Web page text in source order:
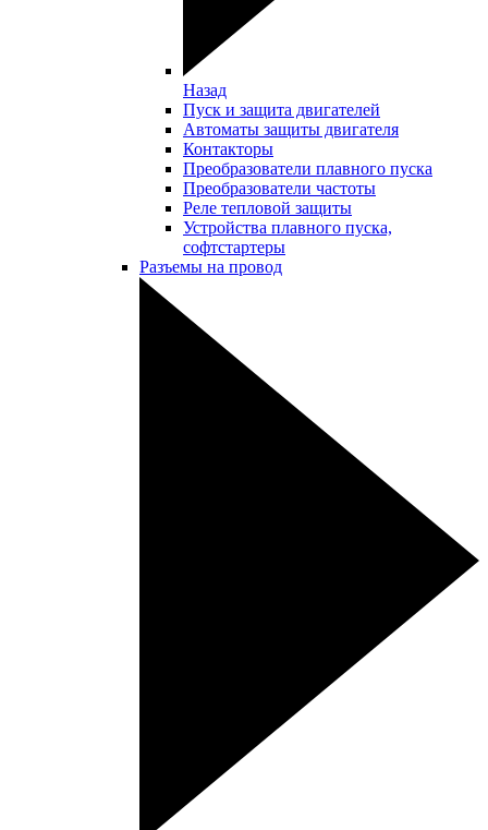
Назад
Пуск и защита двигателей
Автоматы защиты двигателя
Контакторы
Преобразователи плавного пуска
Преобразователи частоты
Реле тепловой защиты
Устройства плавного пуска,
софтстартеры
Разъемы на провод